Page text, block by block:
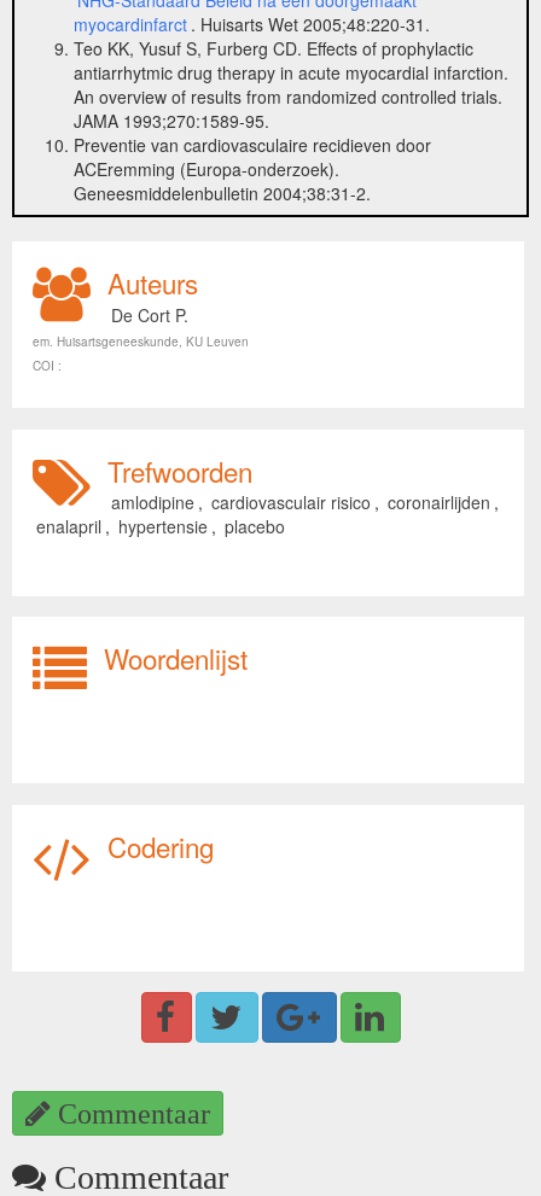
myocardinfarct . Huisarts Wet 2005;48:220-31.
Teo KK, Yusuf S, Furberg CD. Effects of prophylactic
antiarrhytmic drug therapy in acute myocardial infarction.
An overview of results from randomized controlled trials.
JAMA 1993;270:1589-95.
Preventie van cardiovasculaire recidieven door
ACEremming (Europa-onderzoek).
Geneesmiddelenbulletin 2004;38:31-2.
Auteurs
De Cort P.
em. Huisartsgeneeskunde, KU Leuven
COI :
Trefwoorden
amlodipine , cardiovasculair risico , coronairlijden ,
enalapril , hypertensie , placebo
Woordenlijst
Codering
Commentaar
Commentaar